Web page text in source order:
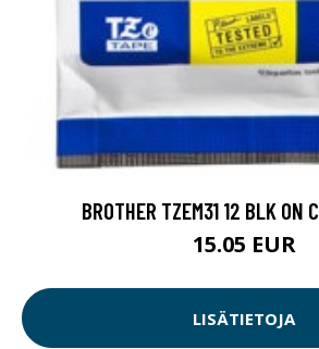
BROTHER TZEM31 12 BLK ON
15.05 EUR
LISÄTIETOJA